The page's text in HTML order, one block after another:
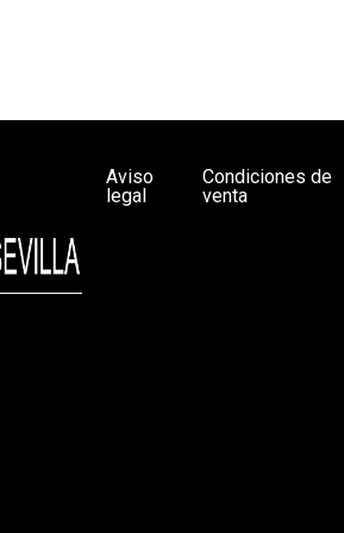
Aviso
legal
Condiciones de
venta